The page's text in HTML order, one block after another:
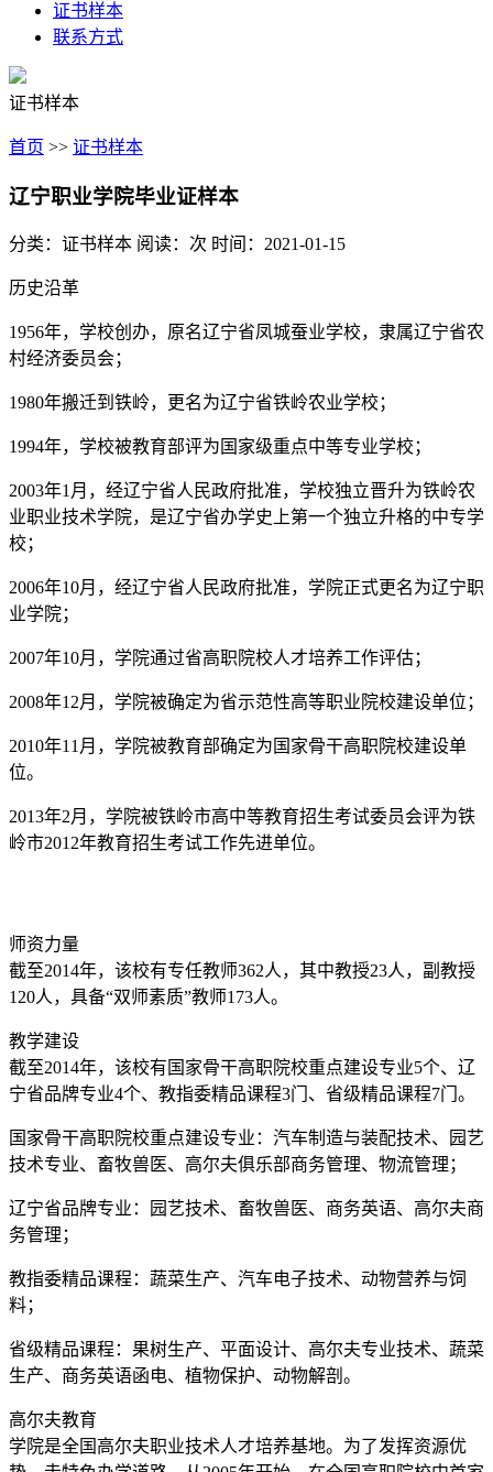
证书样本
联系方式
证书样本
首页 >> 证书样本
辽宁职业学院毕业证样本
分类：证书样本 阅读： 次 时间：2021-01-15
历史沿革
1956年，学校创办，原名辽宁省凤城蚕业学校，隶属辽宁省农
村经济委员会；
1980年搬迁到铁岭，更名为辽宁省铁岭农业学校；
1994年，学校被教育部评为国家级重点中等专业学校；
2003年1月，经辽宁省人民政府批准，学校独立晋升为铁岭农
业职业技术学院，是辽宁省办学史上第一个独立升格的中专学
校；
2006年10月，经辽宁省人民政府批准，学院正式更名为辽宁职
业学院；
2007年10月，学院通过省高职院校人才培养工作评估；
2008年12月，学院被确定为省示范性高等职业院校建设单位；
2010年11月，学院被教育部确定为国家骨干高职院校建设单
位。
2013年2月，学院被铁岭市高中等教育招生考试委员会评为铁
岭市2012年教育招生考试工作先进单位。
师资力量
截至2014年，该校有专任教师362人，其中教授23人，副教授
120人，具备“双师素质”教师173人。
教学建设
截至2014年，该校有国家骨干高职院校重点建设专业5个、辽
宁省品牌专业4个、教指委精品课程3门、省级精品课程7门。
国家骨干高职院校重点建设专业：汽车制造与装配技术、园艺
技术专业、畜牧兽医、高尔夫俱乐部商务管理、物流管理；
辽宁省品牌专业：园艺技术、畜牧兽医、商务英语、高尔夫商
务管理；
教指委精品课程：蔬菜生产、汽车电子技术、动物营养与饲
料；
省级精品课程：果树生产、平面设计、高尔夫专业技术、蔬菜
生产、商务英语函电、植物保护、动物解剖。
高尔夫教育
学院是全国高尔夫职业技术人才培养基地。为了发挥资源优